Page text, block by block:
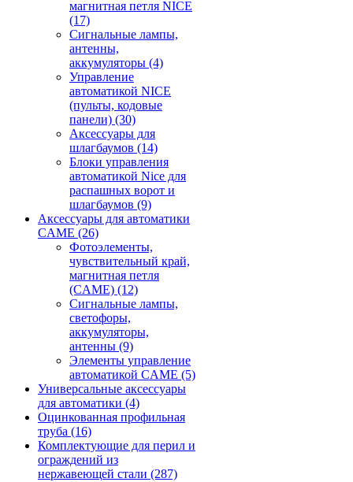
магнитная петля NICE
(17)
Сигнальные лампы,
антенны,
аккумуляторы (4)
Управление
автоматикой NICE
(пульты, кодовые
панели) (30)
Аксессуары для
шлагбаумов (14)
Блоки управления
автоматикой Nice для
распашных ворот и
шлагбаумов (9)
Аксессуары для автоматики
CAME (26)
Фотоэлементы,
чувствительный край,
магнитная петля
(CAME) (12)
Сигнальные лампы,
светофоры,
аккумуляторы,
антенны (9)
Элементы управление
автоматикой CAME (5)
Универсальные аксессуары
для автоматики (4)
Оцинкованная профильная
труба (16)
Комплектующие для перил и
ограждений из
нержавеющей стали (287)